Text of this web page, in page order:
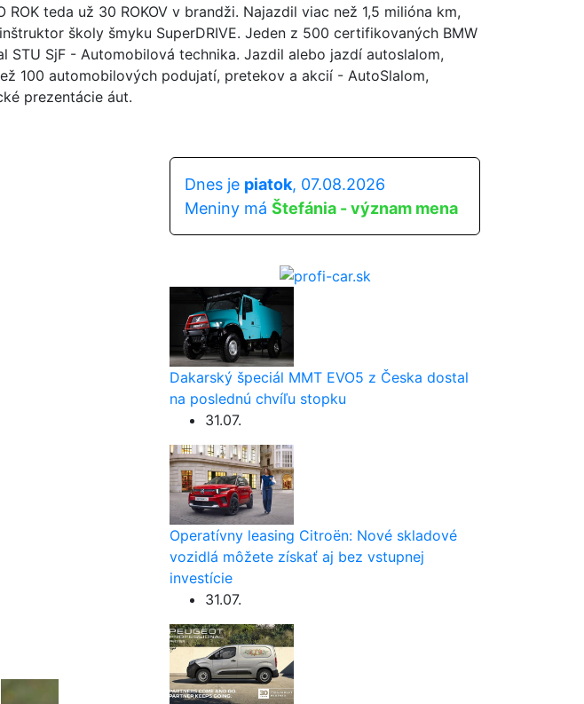
teda už 30 ROKOV v brandži. Najazdil viac než 1,5 milióna km,
školy šmyku SuperDRIVE. Jeden z 500 certifikovaných BMW
STU SjF - Automobilová technika. Jazdil alebo jazdí autoslalom,
100 automobilových podujatí, pretekov a akcií - AutoSlalom,
prezentácie áut.
Dnes je piatok, 07.08.2026
Meniny má Štefánia - význam mena
Dakarský špeciál MMT EVO5 z Česka dostal
na poslednú chvíľu stopku
31.07.
Operatívny leasing Citroën: Nové skladové
vozidlá môžete získať aj bez vstupnej
investície
31.07.